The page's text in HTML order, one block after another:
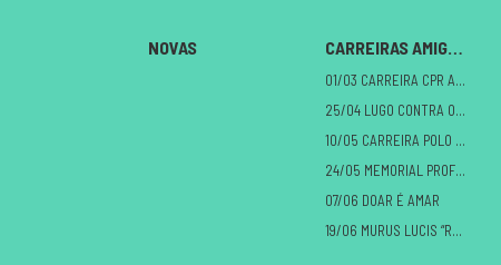
NOVAS CARREIRAS AMIGAS
01/03 CARREIRA CPR A MILAGROSA
25/04 LUGO CONTRA O CANCRO
10/05 CARREIRA POLO DANO CEREBRAL
24/05 MEMORIAL PROFE ALBERTO
07/06 DOAR É AMAR
19/06 MURUS LUCIS “ROMANOS VS CASTREXOS”